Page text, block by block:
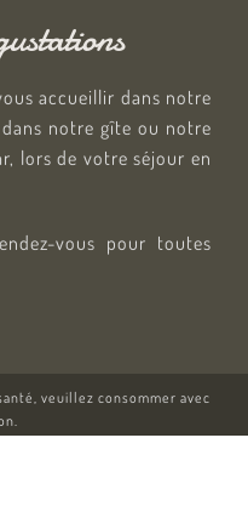
accueillir dans notre
notre gîte ou notre
lors de votre séjour en
vous pour toutes
veuillez consommer avec